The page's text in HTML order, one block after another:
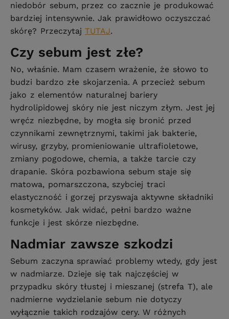
niedobór sebum, przez co zacznie je produkować
bardziej intensywnie. Jak prawidłowo oczyszczać
skórę? PrzeczytajTUTAJ.
Czy sebum jest złe?
No, właśnie. Mam czasem wrażenie, że słowo to
budzi bardzo złe skojarzenia. A przecież sebum
jako z elementów naturalnej bariery
hydrolipidowej skóry nie jest niczym złym. Jest jej
wręćz niezbędne, by mogła się bronić przed
czynnikami zewnętrznymi, takimi jak bakterie,
wirusy, grzyby, promieniowanie ultrafioletowe,
zmiany pogodowe, chemia, a także tarcie czy
drapanie. Skóra pozbawiona sebum staje się
matowa, pomarszczona, szybciej traci
elastyczność i gorzej przyswaja aktywne składniki
kosmetyków. Jak widać, pełni bardzo ważne
funkcje i jest skórze niezbędne.
Nadmiar zawsze szkodzi
Sebum zaczyna sprawiać problemy wtedy, gdy jest
w nadmiarze. Dzieje się tak najczęściej w
przypadku skóry tłustej i mieszanej (strefa T), ale
nadmierne wydzielanie sebum nie dotyczy
wyłącznie takich rodzajów cery. W różnych